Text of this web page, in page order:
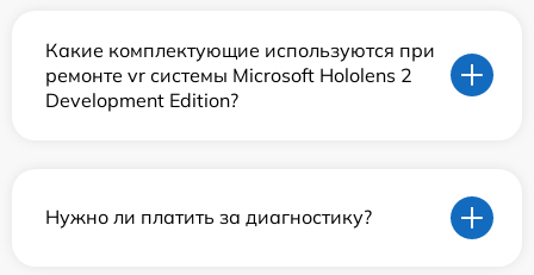
Какие комплектующие используются при
ремонте vr системы Microsoft Hololens 2
Development Edition?
Нужно ли платить за диагностику?